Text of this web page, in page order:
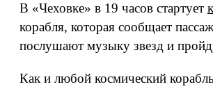
В «Чеховке» в 19 часов стартует
корабля, которая сообщает
послушают музыку звезд и
Как и любой космический